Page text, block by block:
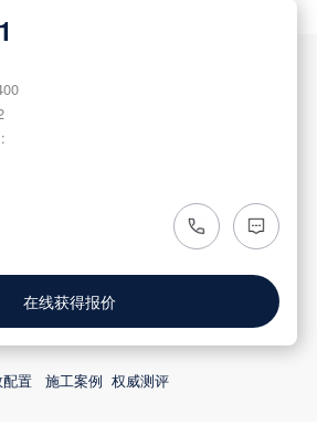
在线获得报价
置 施工案例 权威测评